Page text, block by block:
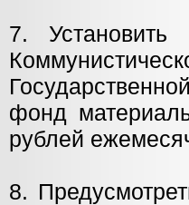
7.
фонд
рублей
8.